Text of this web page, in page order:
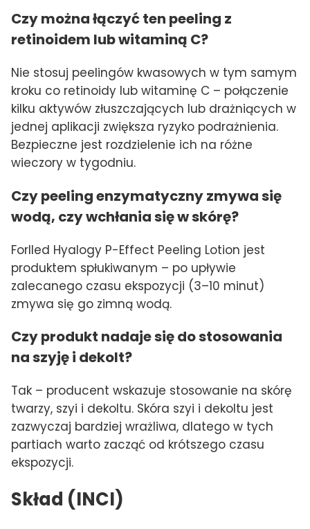
Czy można łączyć ten peeling z
retinoidem lub witaminą C?
Nie stosuj peelingów kwasowych w tym samym
kroku co retinoidy lub witaminę C – połączenie
kilku aktywów złuszczających lub drażniących w
jednej aplikacji zwiększa ryzyko podrażnienia.
Bezpieczne jest rozdzielenie ich na różne
wieczory w tygodniu.
Czy peeling enzymatyczny zmywa się
wodą, czy wchłania się w skórę?
Forlled Hyalogy P-Effect Peeling Lotion jest
produktem spłukiwanym – po upływie
zalecanego czasu ekspozycji (3–10 minut)
zmywa się go zimną wodą.
Czy produkt nadaje się do stosowania
na szyję i dekolt?
Tak – producent wskazuje stosowanie na skórę
twarzy, szyi i dekoltu. Skóra szyi i dekoltu jest
zazwyczaj bardziej wrażliwa, dlatego w tych
partiach warto zacząć od krótszego czasu
ekspozycji.
Skład (INCI)